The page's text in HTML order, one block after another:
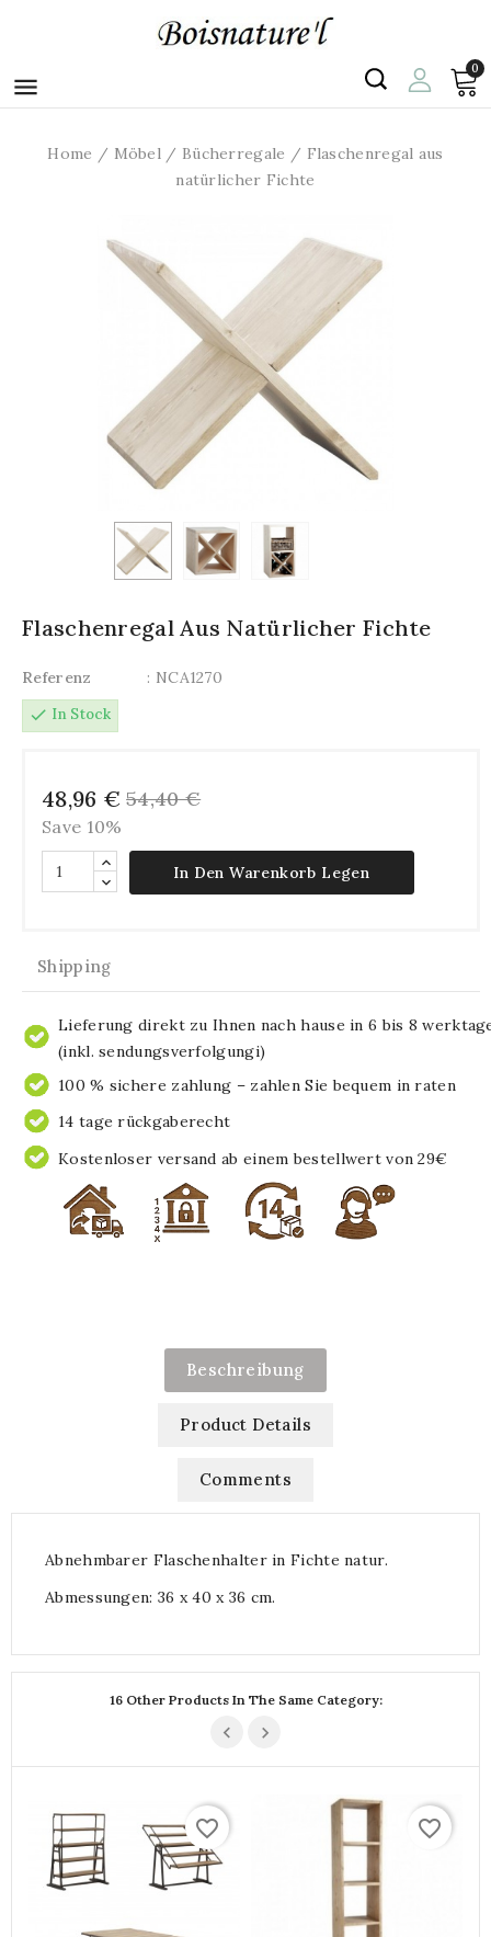

0
Home Möbel Bücherregale
Flaschenregal aus
natürlicher Fichte
Flaschenregal Aus Natürlicher Fichte
Referenz
: NCA1270
check In Stock
48,96 € 54,40 €
Save 10%
In Den Warenkorb Legen
Shipping
Lieferung direkt zu Ihnen nach hause in 6 bis 8
(inkl. sendungsverfolgungi)
100 % sichere zahlung – zahlen Sie bequem in raten
14 tage rückgaberecht
Kostenloser versand ab einem bestellwert von 29€
Beschreibung
Product Details
Comments
Abnehmbarer Flaschenhalter in Fichte natur.
Abmessungen: 36 x 40 x 36 cm.
16 Other Products In The Same Category:
favorite_border favorite_border